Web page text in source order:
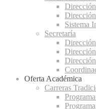
Sistema
Secretaría
Oferta Académica
Carreras